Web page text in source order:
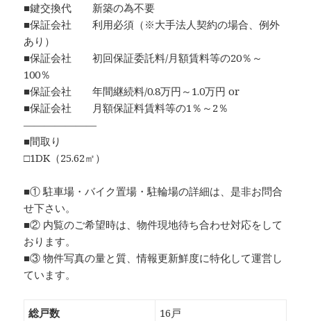
■鍵交換代 新築の為不要
■保証会社 利用必須（※大手法人契約の場合、例外
あり）
■保証会社 初回保証委託料/月額賃料等の20％～
100％
■保証会社 年間継続料/0.8万円～1.0万円 or
■保証会社 月額保証料賃料等の1％～2％
―――――――
■間取り
□1DK（25.62㎡）
■① 駐車場・バイク置場・駐輪場の詳細は、是非お問合
せ下さい。
■② 内覧のご希望時は、物件現地待ち合わせ対応をして
おります。
■③ 物件写真の量と質、情報更新鮮度に特化して運営し
ています。
総戸数
16戸